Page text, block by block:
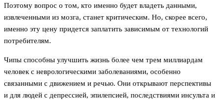
Поэтому вопрос о том, кто именно будет владеть данными,
извлеченными из мозга, станет критическим. Но, скорее всего,
именно эту цену придется заплатить зависимым от технологий
потребителям.
Чипы способны улучшить жизнь более чем трем миллиардам
человек с неврологическими заболеваниями, особенно
связанными с движением и речью. Они открывают перспективы
и для людей с депрессией, эпилепсией, последствиями инсульта и